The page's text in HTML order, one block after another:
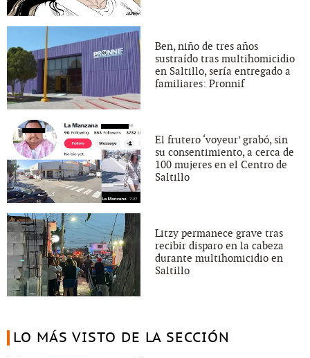
Ben, niño de tres años
sustraído tras multihomicidio
en Saltillo, sería entregado a
familiares: Pronnif
El frutero ‘voyeur’ grabó, sin
su consentimiento, a cerca de
100 mujeres en el Centro de
Saltillo
Litzy permanece grave tras
recibir disparo en la cabeza
durante multihomicidio en
Saltillo
LO MÁS VISTO DE LA SECCIÓN